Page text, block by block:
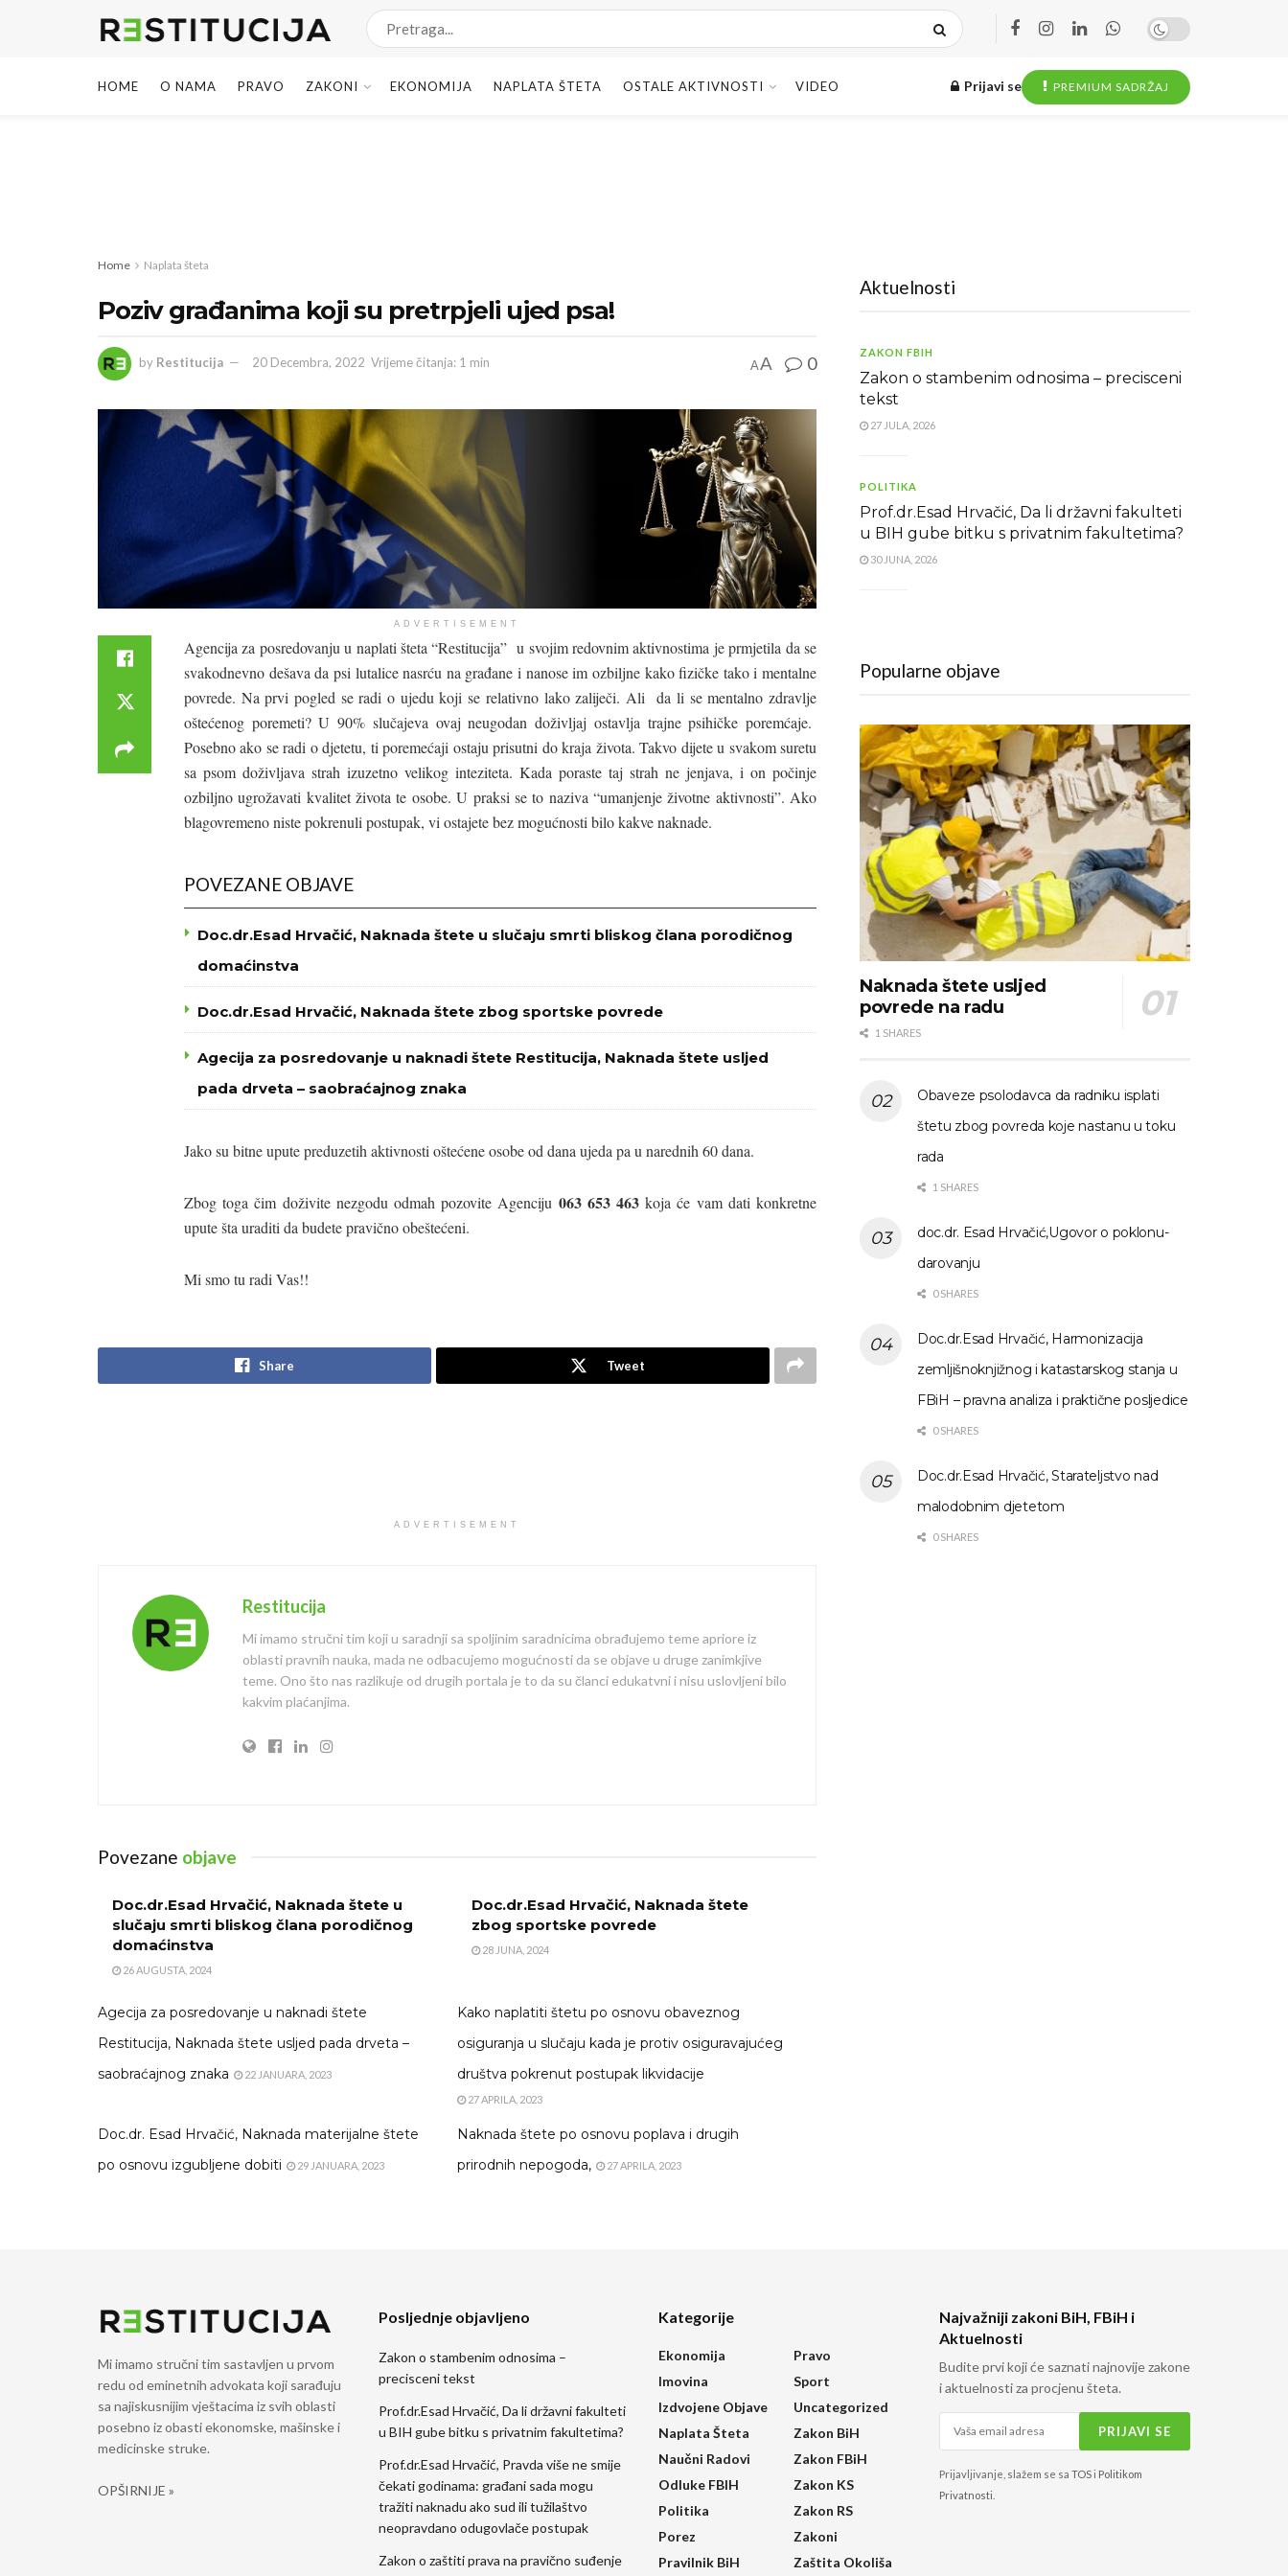
HOME O NAMA PRAVO ZAKONI EKONOMIJA NAPLATA ŠTETA OSTALE AKTIVNOSTI VIDEO Prijavi se PREMIUM SADRŽAJ
Home Naplata šteta
Poziv građanima koji su pretrpjeli ujed psa!
by Restitucija 20 Decembra, 2022 Vrijeme čitanja: 1 min AA 0
ADVERTISEMENT
Agencija za posredovanju u naplati šteta “Restitucija” u svojim redovnim aktivnostima je prmjetila da se
svakodnevno dešava da psi lutalice nasrću na građane i nanose im ozbiljne kako fizičke tako i mentalne
povrede. Na prvi pogled se radi o ujedu koji se relativno lako zaliječi. Ali da li se mentalno zdravlje
oštećenog poremeti? U 90% slučajeva ovaj neugodan doživljaj ostavlja trajne psihičke poremćaje.
Posebno ako se radi o djetetu, ti poremećaji ostaju prisutni do kraja života. Takvo dijete u svakom suretu
sa psom doživljava strah izuzetno velikog inteziteta. Kada poraste taj strah ne jenjava, i on počinje
ozbiljno ugrožavati kvalitet života te osobe. U praksi se to naziva “umanjenje životne aktivnosti”. Ako
blagovremeno niste pokrenuli postupak, vi ostajete bez mogućnosti bilo kakve naknade.
POVEZANE OBJAVE
Doc.dr.Esad Hrvačić, Naknada štete u slučaju smrti bliskog člana porodičnog
domaćinstva
Doc.dr.Esad Hrvačić, Naknada štete zbog sportske povrede
Agecija za posredovanje u naknadi štete Restitucija, Naknada štete usljed
pada drveta – saobraćajnog znaka
Jako su bitne upute preduzetih aktivnosti oštećene osobe od dana ujeda pa u narednih 60 dana.
Zbog toga čim doživite nezgodu odmah pozovite Agenciju 063 653 463 koja će vam dati konkretne
upute šta uraditi da budete pravično obeštećeni.
Mi smo tu radi Vas!!
Share Tweet
ADVERTISEMENT
Restitucija
Mi imamo stručni tim koji u saradnji sa spoljinim saradnicima obrađujemo teme apriore iz
oblasti pravnih nauka, mada ne odbacujemo mogućnosti da se objave u druge zanimkjive
teme. Ono što nas razlikuje od drugih portala je to da su članci edukatvni i nisu uslovljeni bilo
kakvim plaćanjima.
Povezane objave
Doc.dr.Esad Hrvačić, Naknada štete u
slučaju smrti bliskog člana porodičnog
domaćinstva
26 AUGUSTA, 2024
Doc.dr.Esad Hrvačić, Naknada štete
zbog sportske povrede
28 JUNA, 2024
Agecija za posredovanje u naknadi štete
Restitucija, Naknada štete usljed pada drveta –
saobraćajnog znaka
22 JANUARA, 2023
Kako naplatiti štetu po osnovu obaveznog
osiguranja u slučaju kada je protiv osiguravajućeg
društva pokrenut postupak likvidacije
27 APRILA, 2023
Doc.dr. Esad Hrvačić, Naknada materijalne štete
po osnovu izgubljene dobiti
29 JANUARA, 2023
Naknada štete po osnovu poplava i drugih
prirodnih nepogoda,
27 APRILA, 2023
Aktuelnosti
ZAKON FBIH
Zakon o stambenim odnosima – precisceni
tekst
27 JULA, 2026
POLITIKA
Prof.dr.Esad Hrvačić, Da li državni fakulteti
u BIH gube bitku s privatnim fakultetima?
30 JUNA, 2026
Popularne objave
Naknada štete usljed
povrede na radu
1 SHARES
Obaveze psolodavca da radniku isplati
štetu zbog povreda koje nastanu u toku
rada
1 SHARES
doc.dr. Esad Hrvačić,Ugovor o poklonu-
darovanju
0 SHARES
Doc.dr.Esad Hrvačić, Harmonizacija
zemljišnoknjižnog i katastarskog stanja u
FBiH – pravna analiza i praktične posljedice
0 SHARES
Doc.dr.Esad Hrvačić, Starateljstvo nad
malodobnim djetetom
0 SHARES
Mi imamo stručni tim sastavljen u prvom
redu od eminetnih advokata koji sarađuju
sa najiskusnijim vještacima iz svih oblasti
posebno iz obasti ekonomske, mašinske i
medicinske struke.
OPŠIRNIJE »
Posljednje objavljeno
Zakon o stambenim odnosima –
precisceni tekst
Prof.dr.Esad Hrvačić, Da li državni fakulteti
u BIH gube bitku s privatnim fakultetima?
Prof.dr.Esad Hrvačić, Pravda više ne smije
čekati godinama: građani sada mogu
tražiti naknadu ako sud ili tužilaštvo
neopravdano odugovlače postupak
Zakon o zaštiti prava na pravično suđenje
Kategorije
Ekonomija
Imovina
Izdvojene Objave
Naplata Šteta
Naučni Radovi
Odluke FBIH
Politika
Porez
Pravilnik BiH
Pravo
Sport
Uncategorized
Zakon BiH
Zakon FBiH
Zakon KS
Zakon RS
Zakoni
Zaštita Okoliša
Najvažniji zakoni BiH, FBiH i
Aktuelnosti
Budite prvi koji će saznati najnovije zakone
i aktuelnosti za procjenu šteta.
Prijavljivanje, slažem se sa TOSi Politikom
Privatnosti